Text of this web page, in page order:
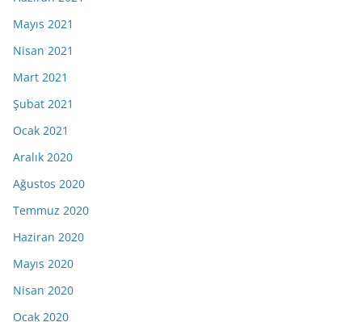
Mayıs 2021
Nisan 2021
Mart 2021
Şubat 2021
Ocak 2021
Aralık 2020
Ağustos 2020
Temmuz 2020
Haziran 2020
Mayıs 2020
Nisan 2020
Ocak 2020